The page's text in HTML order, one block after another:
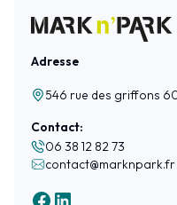
Adresse
546 rue des griffons
Contact:
06 38 12 82 73
contact@marknpark.fr